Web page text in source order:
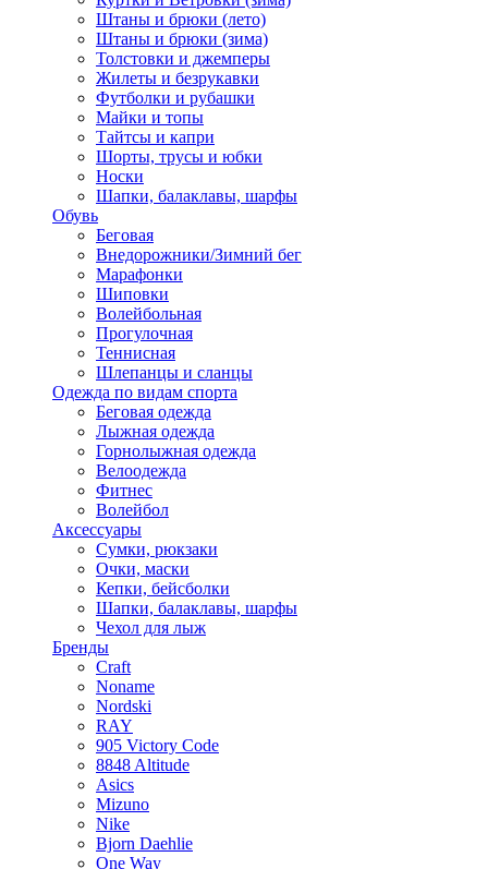
Штаны и брюки (лето)
Штаны и брюки (зима)
Толстовки и джемперы
Жилеты и безрукавки
Футболки и рубашки
Майки и топы
Тайтсы и капри
Шорты, трусы и юбки
Носки
Шапки, балаклавы, шарфы
Обувь
Беговая
Внедорожники/Зимний бег
Марафонки
Шиповки
Волейбольная
Прогулочная
Теннисная
Шлепанцы и сланцы
Одежда по видам спорта
Беговая одежда
Лыжная одежда
Горнолыжная одежда
Велоодежда
Фитнес
Волейбол
Аксессуары
Сумки, рюкзаки
Очки, маски
Кепки, бейсболки
Шапки, балаклавы, шарфы
Чехол для лыж
Бренды
Craft
Noname
Nordski
RAY
905 Victory Code
8848 Altitude
Asics
Mizuno
Nike
Bjorn Daehlie
One Way